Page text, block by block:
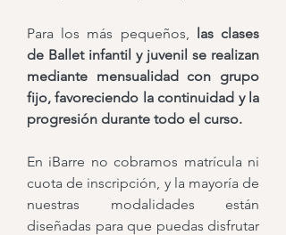
Para los más pequeños, las clases
de Ballet infantil y juvenil se realizan
mediante mensualidad con grupo
fijo, favoreciendo la continuidad y la
progresión durante todo el curso.
En iBarre no cobramos matrícula ni
cuota de inscripción, y la mayoría de
nuestras modalidades están
diseñadas para que puedas disfrutar